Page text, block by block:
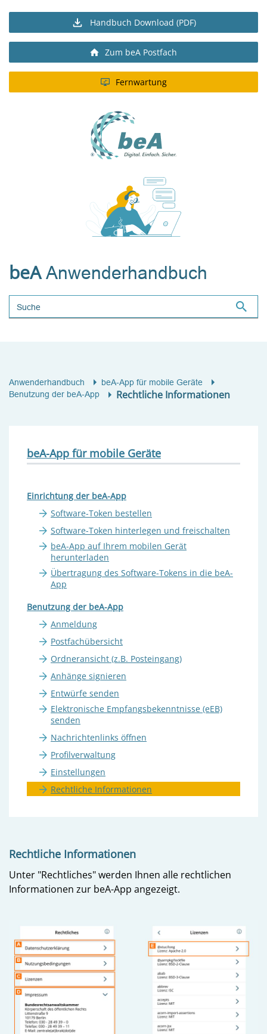
Handbuch Download (PDF)
Zum beA Postfach
Fernwartung
beAAnwenderhandbuch
Suchbegriff
Anwenderhandbuch
beA-App für mobile Geräte
Benutzung der beA-App
Rechtliche Informationen
beA-App für mobile Geräte
Einrichtung der beA-App
Software-Token bestellen
Software-Token hinterlegen und freischalten
beA-App auf Ihrem mobilen Gerät
herunterladen
Übertragung des Software-Tokens in die beA-
App
Benutzung der beA-App
Anmeldung
Postfachübersicht
Ordneransicht (z.B. Posteingang)
Anhänge signieren
Entwürfe senden
Elektronische Empfangsbekenntnisse (eEB)
senden
Nachrichtenlinks öffnen
Profilverwaltung
Einstellungen
Rechtliche Informationen
Rechtliche Informationen
Unter "Rechtliches" werden Ihnen alle rechtlichen
Informationen zur beA-App angezeigt.